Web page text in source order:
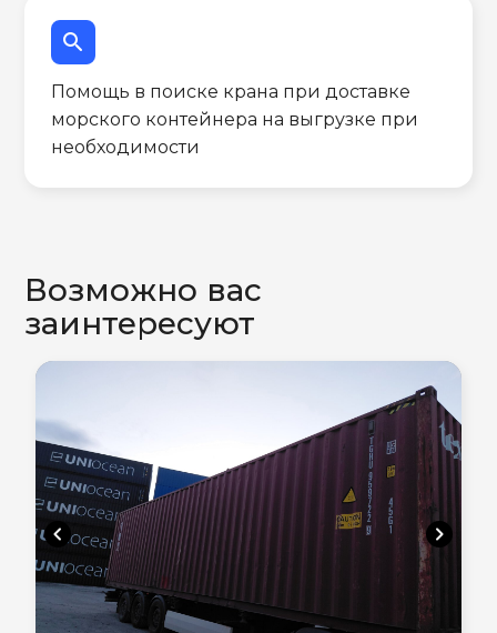
search
Помощь в поиске крана при доставке
морского контейнера на выгрузке при
необходимости
Возможно вас
заинтересуют
chevron_left chevron_right